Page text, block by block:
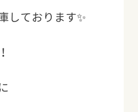
しております✨